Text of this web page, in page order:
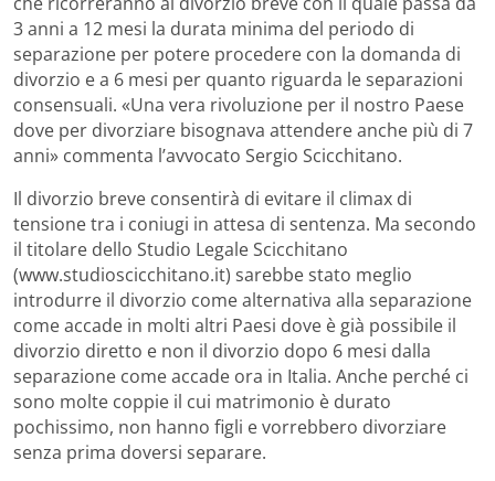
3 anni a 12 mesi la durata minima del periodo di
separazione per potere procedere con la domanda di
divorzio e a 6 mesi per quanto riguarda le separazioni
consensuali. «Una vera rivoluzione per il nostro Paese
dove per divorziare bisognava attendere anche più di 7
anni» commenta l’avvocato Sergio Scicchitano.
Il divorzio breve consentirà di evitare il climax di
tensione tra i coniugi in attesa di sentenza. Ma secondo
il titolare dello Studio Legale Scicchitano
(www.studioscicchitano.it) sarebbe stato meglio
introdurre il divorzio come alternativa alla separazione
come accade in molti altri Paesi dove è già possibile il
divorzio diretto e non il divorzio dopo 6 mesi dalla
separazione come accade ora in Italia. Anche perché ci
sono molte coppie il cui matrimonio è durato
pochissimo, non hanno figli e vorrebbero divorziare
senza prima doversi separare.